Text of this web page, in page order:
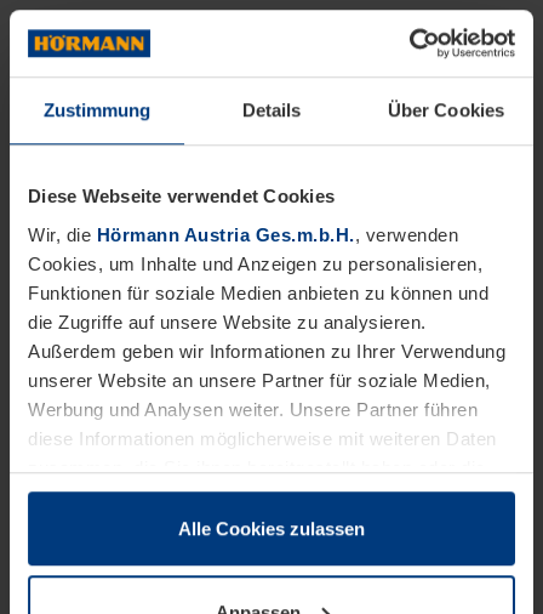
Zustimmung Details Über Cookies
Diese Webseite verwendet Cookies
Wir, die Hörmann Austria Ges.m.b.H., verwenden
Cookies, um Inhalte und Anzeigen zu personalisieren,
Funktionen für soziale Medien anbieten zu können und
die Zugriffe auf unsere Website zu analysieren.
Außerdem geben wir Informationen zu Ihrer Verwendung
unserer Website an unsere Partner für soziale Medien,
Werbung und Analysen weiter. Unsere Partner führen
diese Informationen möglicherweise mit weiteren Daten
zusammen, die Sie ihnen bereitgestellt haben oder die
sie im Rahmen Ihrer Nutzung der Dienste gesammelt
wenn diese für den Betrieb dieser Seite unbedingt
Alle Cookies zulassen